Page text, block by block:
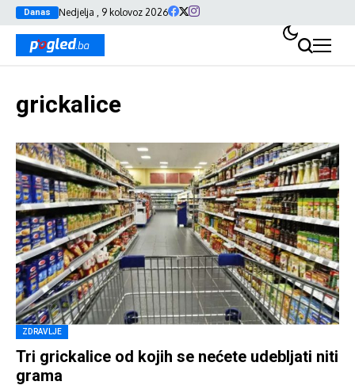
Danas Nedjelja , 9 kolovoz 2026
grickalice
ZDRAVLJE
Tri grickalice od kojih se nećete udebljati niti
grama